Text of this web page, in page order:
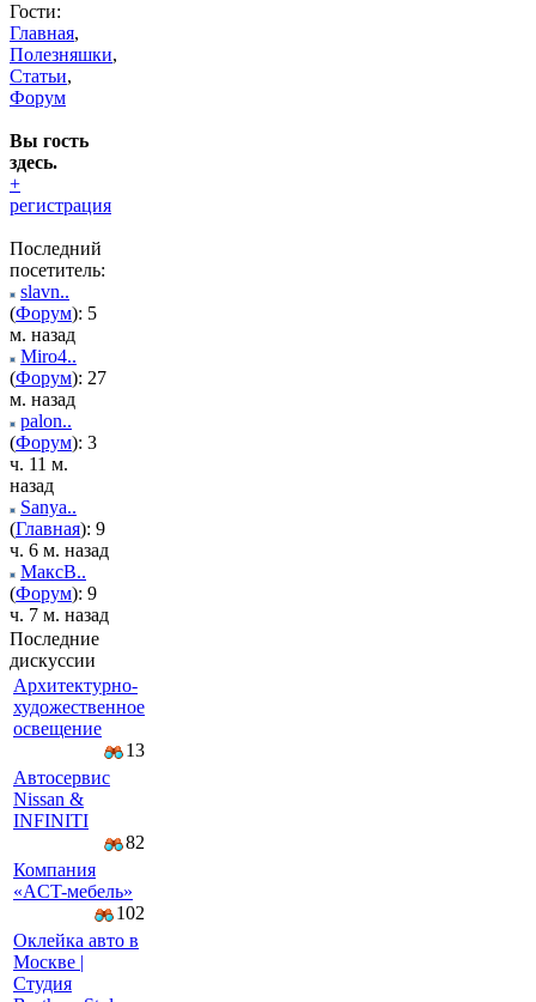
Гости:
Главная,
Полезняшки,
Статьи,
Форум
Вы гость
здесь.
+
регистрация
Последний
посетитель:
slavn..
(Форум): 5
м. назад
Miro4..
(Форум): 27
м. назад
palon..
(Форум): 3
ч. 11 м.
назад
Sanya..
(Главная): 9
ч. 6 м. назад
МаксВ..
(Форум): 9
ч. 7 м. назад
Последние
дискуссии
Архитектурно-
художественное
освещение
13
Автосервис
Nissan &
INFINITI
82
Компaния
«AСT-мeбeль»
102
Оклейка авто в
Москве |
Студия